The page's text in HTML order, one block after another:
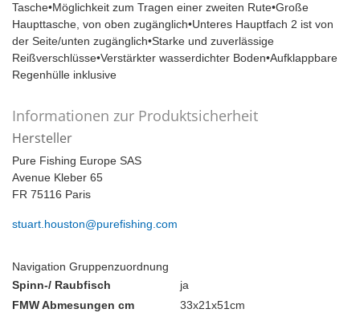
Tasche•Möglichkeit zum Tragen einer zweiten Rute•Große
Haupttasche, von oben zugänglich•Unteres Hauptfach 2 ist von
der Seite/unten zugänglich•Starke und zuverlässige
Reißverschlüsse•Verstärkter wasserdichter Boden•Aufklappbare
Regenhülle inklusive
Informationen zur Produktsicherheit
Hersteller
Pure Fishing Europe SAS
Avenue Kleber 65
FR 75116 Paris
stuart.houston@purefishing.com
Navigation Gruppenzuordnung
Spinn-/ Raubfisch
ja
FMW Abmesungen cm
33x21x51cm